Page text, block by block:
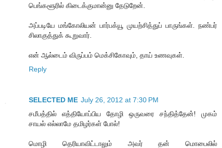
பெங்களூரில் கிடைக்குமான்னு தேடுறேன்.
அப்படியே மங்கோலியன் பார்பக்யூ முயற்சித்துப் பாருங்கள். நண்பர்
சிலாகுத்துக் கூறுவார்.
என் ஆல்டைம் விருப்பம் மெக்சிகோவும், தாய் உணவுகள்.
Reply
SELECTED ME July 26, 2012 at 7:30 PM
சமீபத்தில் எத்தியோப்பிய தோழி ஒருவரை சந்தித்தேன்! முகம்
சாயல் எல்லாமே தமிழர்கள் போல்!
மொழி தெரியாவிட்டாலும் அவர் தன் மொபைலில்